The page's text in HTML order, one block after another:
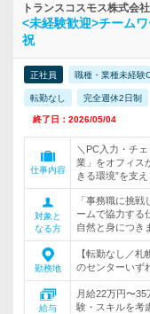
トランスコスモス株式会社
<未経験歓迎>チーム
祝
正社員 職種・業種未経験
転勤なし 完全週休2日制
終了日：2026/05/04
仕事内容
＼PC入力・チ
業」をオフィス
きる環境”を支え
対象と
なる方
「事務職に挑
ームで協力する
自然と身につき
勤務地
【転勤なし／
のセンターいず
給与
月給22万円〜
験・スキルを考